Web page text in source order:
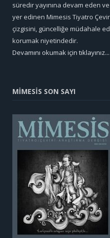
süredir yayınına devam eden
yer edinen Mimesis Tiyatro
çizgisini, güncelliğe müdahale
korumak niyetindedir.
Devamını okumak için tıklayınız...
MİMESİS SON SAYI